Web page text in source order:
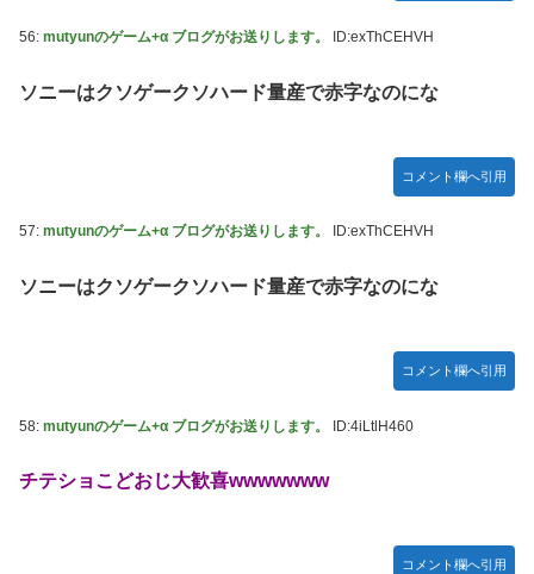
56: mutyunのゲーム+α ブログがお送りします。 ID:exThCEHVH
ソニーはクソゲークソハード量産で赤字なのにな
コメント欄へ引用
57: mutyunのゲーム+α ブログがお送りします。 ID:exThCEHVH
ソニーはクソゲークソハード量産で赤字なのにな
コメント欄へ引用
58: mutyunのゲーム+α ブログがお送りします。 ID:4iLtlH460
チテショこどおじ大歓喜wwwwwww
コメント欄へ引用